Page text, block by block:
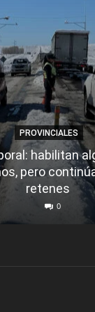
PROVINCIALES
habilitan
pero
retenes
0